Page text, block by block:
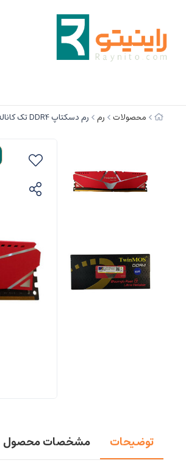
محصولات رم رم دسکتاپ DDR4 تک کاناله 2666 مگاهرتز CL19 تواینموس مدل 4DCS3JDPE ظرفیت 8 گیگابایت
توضیحات مشخصات محصول